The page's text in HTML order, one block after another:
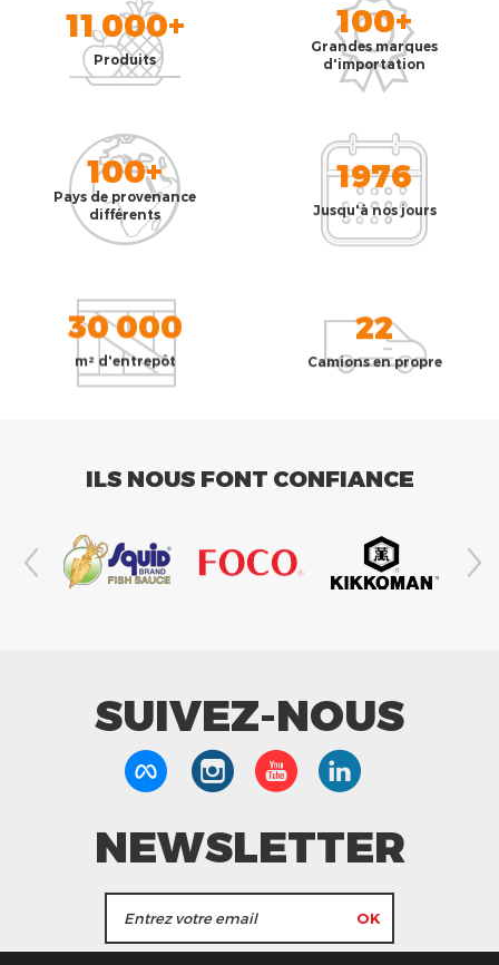
11 000+
Produits
100+
Grandes marques
d'importation
100+
Pays de provenance
différents
1976
Jusqu'à nos jours
30 000
m² d'entrepôt
22
Camions en propre
ILS NOUS FONT CONFIANCE
SUIVEZ-NOUS
NEWSLETTER